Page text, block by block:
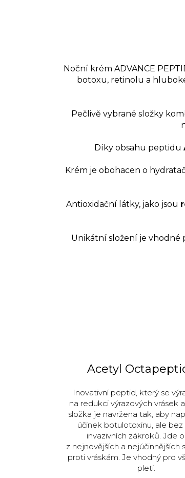
Noční krém ADVANCE
botoxu, retinolu a
Pečlivě vybrané složky
Díky obsahu peptidu
Krém je obohacen o
Antioxidační látky, jako jsou
Unikátní složení je vhodné
Acetyl
Inovativní peptid, který se
na redukci výrazových vrásek
složka je navržena tak, aby
účinek botulotoxinu, ale
invazivních zákroků. Jde
z nejnovějších a nejúčinnějších
proti vráskám. Je vhodný pro
pleti.